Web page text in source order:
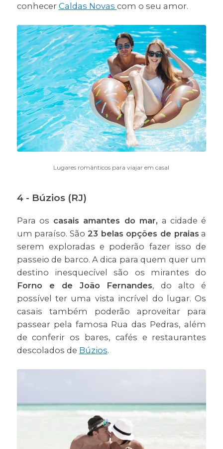
conhecer Caldas Novas com o seu amor.
Lugares românticos para viajar em casal
4 - Búzios (RJ)
Para os casais amantes do mar, a cidade é
um paraíso. São 23 belas opções de praias a
serem exploradas e poderão fazer isso de
passeio de barco. A dica para quem quer um
destino inesquecível são os mirantes do
Forno e de João Fernandes, do alto é
possível ter uma vista incrível do lugar. Os
casais também poderão aproveitar para
passear pela famosa Rua das Pedras, além
de conferir os bares, cafés e restaurantes
descolados de Búzios.